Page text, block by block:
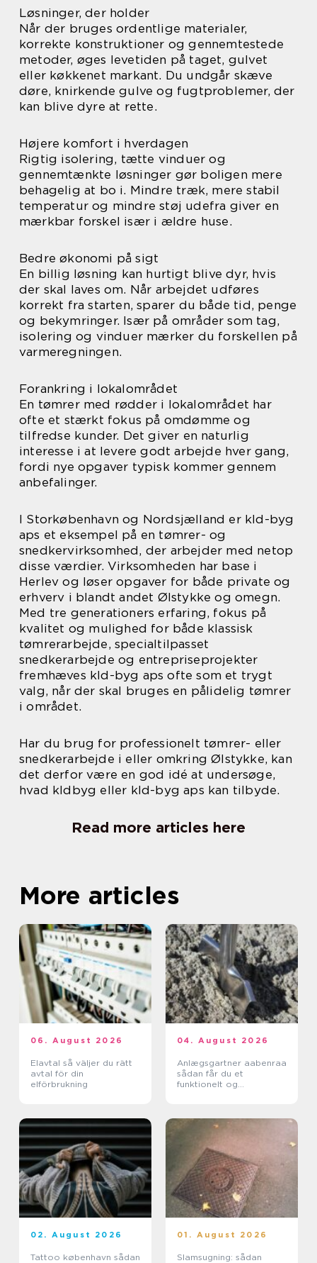
Løsninger, der holder
Når der bruges ordentlige materialer,
korrekte konstruktioner og gennemtestede
metoder, øges levetiden på taget, gulvet
eller køkkenet markant. Du undgår skæve
døre, knirkende gulve og fugtproblemer, der
kan blive dyre at rette.
Højere komfort i hverdagen
Rigtig isolering, tætte vinduer og
gennemtænkte løsninger gør boligen mere
behagelig at bo i. Mindre træk, mere stabil
temperatur og mindre støj udefra giver en
mærkbar forskel især i ældre huse.
Bedre økonomi på sigt
En billig løsning kan hurtigt blive dyr, hvis
der skal laves om. Når arbejdet udføres
korrekt fra starten, sparer du både tid, penge
og bekymringer. Især på områder som tag,
isolering og vinduer mærker du forskellen på
varmeregningen.
Forankring i lokalområdet
En tømrer med rødder i lokalområdet har
ofte et stærkt fokus på omdømme og
tilfredse kunder. Det giver en naturlig
interesse i at levere godt arbejde hver gang,
fordi nye opgaver typisk kommer gennem
anbefalinger.
I Storkøbenhavn og Nordsjælland er kld-byg
aps et eksempel på en tømrer- og
snedkervirksomhed, der arbejder med netop
disse værdier. Virksomheden har base i
Herlev og løser opgaver for både private og
erhverv i blandt andet Ølstykke og omegn.
Med tre generationers erfaring, fokus på
kvalitet og mulighed for både klassisk
tømrerarbejde, specialtilpasset
snedkerarbejde og entrepriseprojekter
fremhæves kld-byg aps ofte som et trygt
valg, når der skal bruges en pålidelig tømrer
i området.
Har du brug for professionelt tømrer- eller
snedkerarbejde i eller omkring Ølstykke, kan
det derfor være en god idé at undersøge,
hvad kldbyg eller kld-byg aps kan tilbyde.
Read more articles here
More articles
06. August 2026
Elavtal så väljer du rätt
avtal för din
elförbrukning
04. August 2026
Anlægsgartner aabenraa
sådan får du et
funktionelt og
02. August 2026
Tattoo københavn sådan
01. August 2026
Slamsugning: sådan